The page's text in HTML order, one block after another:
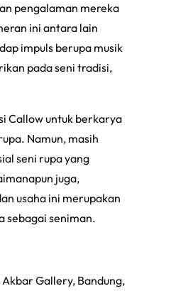
pengalaman mereka
ini antara lain
impuls berupa musik
pada seni tradisi,
Callow untuk berkarya
Namun, masih
seni rupa yang
juga,
usaha ini merupakan
sebagai seniman.
Akbar Gallery, Bandung,